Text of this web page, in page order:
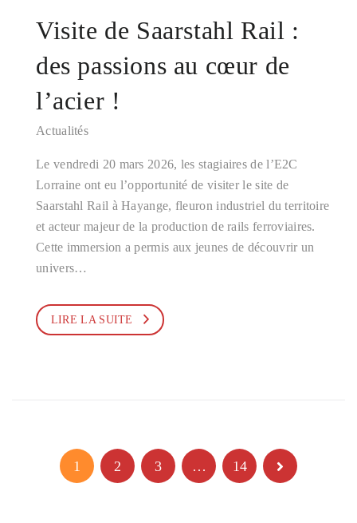
Visite de Saarstahl Rail :
des passions au cœur de
l’acier !
Actualités
Le vendredi 20 mars 2026, les stagiaires de l’E2C
Lorraine ont eu l’opportunité de visiter le site de
Saarstahl Rail à Hayange, fleuron industriel du territoire
et acteur majeur de la production de rails ferroviaires.
Cette immersion a permis aux jeunes de découvrir un
univers…
LIRE LA SUITE
1 2 3 … 14